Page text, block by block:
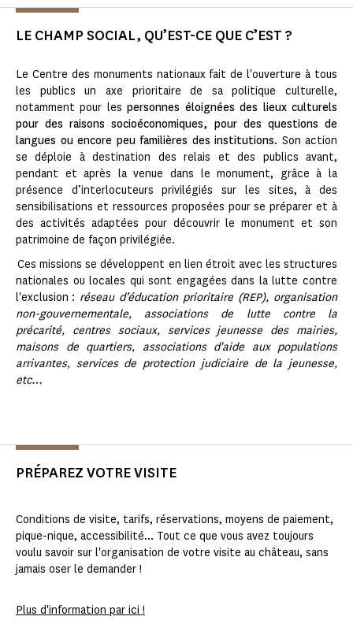
LE CHAMP SOCIAL, QU’EST-CE QUE C’EST ?
Le Centre des monuments nationaux fait de l'ouverture à tous
les publics un axe prioritaire de sa politique culturelle,
notamment pour lespersonnes éloignées des lieux culturels
pour des raisons socioéconomiques, pour des questions de
langues ou encore peu familières des institutions. Son action
se déploie à destination des relais et des publics avant,
pendant et après la venue dans le monument, grâce à la
présence d’interlocuteurs privilégiés sur les sites, à des
sensibilisations et ressources proposées pour se préparer et à
des activités adaptées pour découvrir le monument et son
patrimoine de façon privilégiée.
Ces missions se développent en lien étroit avec les structures
nationales ou locales qui sont engagées dans la lutte contre
l'exclusion : réseau d’éducation prioritaire (REP), organisation
non-gouvernementale, associations de lutte contre la
précarité, centres sociaux, services jeunesse des mairies,
maisons de quartiers, associations d'aide aux populations
arrivantes, services de protection judiciaire de la jeunesse,
etc…
PRÉPAREZ VOTRE VISITE
Conditions de visite, tarifs, réservations, moyens de paiement,
pique-nique, accessibilité... Tout ce que vous avez toujours
voulu savoir sur l'organisation de votre visite au château, sans
jamais oser le demander !
Plus d'information par ici !